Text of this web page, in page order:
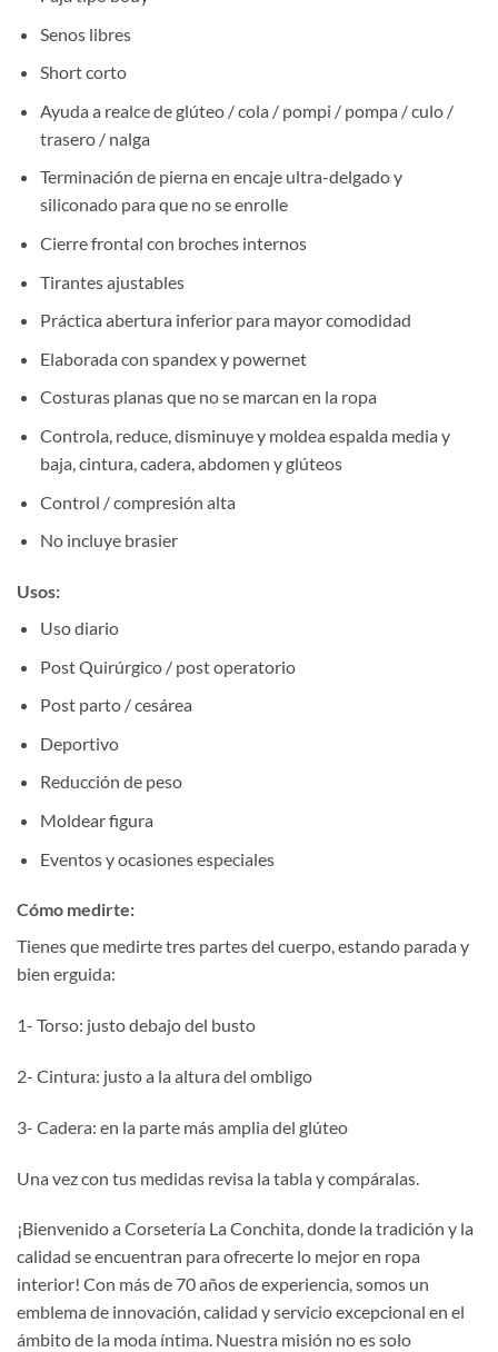
Senos libres
Short corto
Ayuda a realce de glúteo / cola / pompi / pompa / culo /
trasero / nalga
Terminación de pierna en encaje ultra-delgado y
siliconado para que no se enrolle
Cierre frontal con broches internos
Tirantes ajustables
Práctica abertura inferior para mayor comodidad
Elaborada con spandex y powernet
Costuras planas que no se marcan en la ropa
Controla, reduce, disminuye y moldea espalda media y
baja, cintura, cadera, abdomen y glúteos
Control / compresión alta
No incluye brasier
Usos:
Uso diario
Post Quirúrgico / post operatorio
Post parto / cesárea
Deportivo
Reducción de peso
Moldear figura
Eventos y ocasiones especiales
Cómo medirte:
Tienes que medirte tres partes del cuerpo, estando parada y
bien erguida:
1- Torso: justo debajo del busto
2- Cintura: justo a la altura del ombligo
3- Cadera: en la parte más amplia del glúteo
Una vez con tus medidas revisa la tabla y compáralas.
¡Bienvenido a Corsetería La Conchita, donde la tradición y la
calidad se encuentran para ofrecerte lo mejor en ropa
interior! Con más de 70 años de experiencia, somos un
emblema de innovación, calidad y servicio excepcional en el
ámbito de la moda íntima. Nuestra misión no es solo